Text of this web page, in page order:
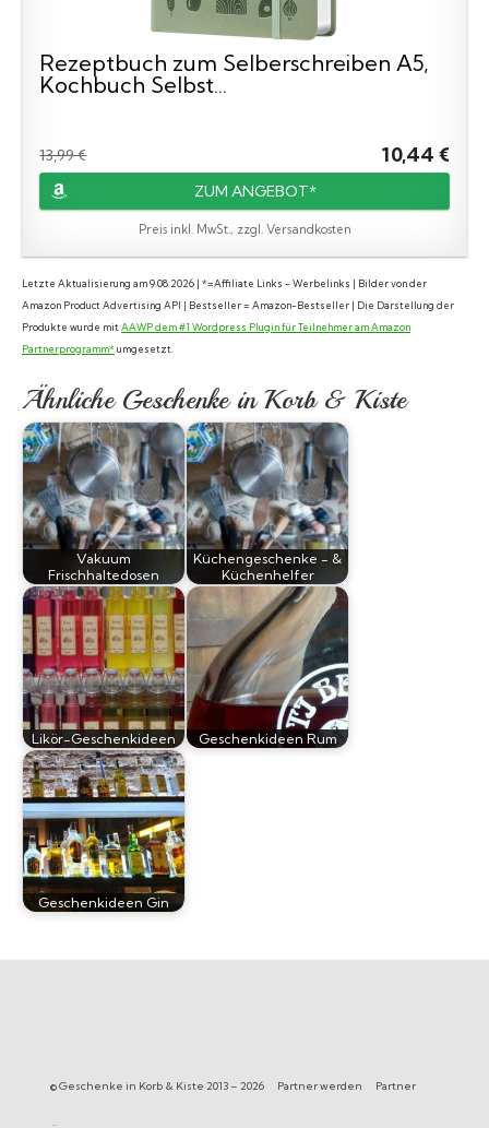
Rezeptbuch zum Selberschreiben A5,
Kochbuch Selbst...
13,99 € 10,44 €
ZUM ANGEBOT*
Preis inkl. MwSt., zzgl. Versandkosten
Letzte Aktualisierung am 9.08.2026 | *=Affiliate Links - Werbelinks | Bilder von der
Amazon Product Advertising API | Bestseller = Amazon-Bestseller | Die Darstellung der
Produkte wurde mitAAWP dem #1 Wordpress Plugin für Teilnehmer am Amazon
Partnerprogramm*umgesetzt.
Ähnliche Geschenke in Korb & Kiste
Vakuum
Frischhaltedosen
Küchengeschenke - &
Küchenhelfer
Likör-Geschenkideen Geschenkideen Rum
Geschenkideen Gin
© Geschenke in Korb & Kiste 2013 – 2026 Partner werden Partner